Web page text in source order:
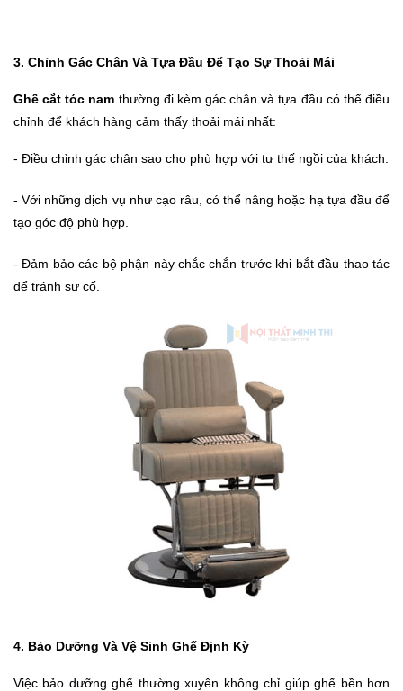
3. Chỉnh Gác Chân Và Tựa Đầu Để Tạo Sự Thoải Mái
Ghế cắt tóc nam thường đi kèm gác chân và tựa đầu có thể điều
chỉnh để khách hàng cảm thấy thoải mái nhất:
- Điều chỉnh gác chân sao cho phù hợp với tư thế ngồi của khách.
- Với những dịch vụ như cạo râu, có thể nâng hoặc hạ tựa đầu để
tạo góc độ phù hợp.
- Đảm bảo các bộ phận này chắc chắn trước khi bắt đầu thao tác
để tránh sự cố.
4. Bảo Dưỡng Và Vệ Sinh Ghế Định Kỳ
Việc bảo dưỡng ghế thường xuyên không chỉ giúp ghế bền hơn